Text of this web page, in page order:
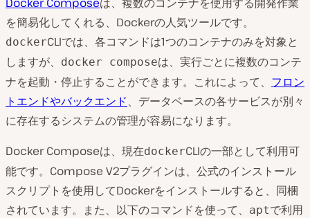
を簡易化してくれる、Dockerの人気ツールです。
dockerCLIでは、各コマンドは1つのコンテナのみを対象と
しますが、
docker composeは、実行ごとに複数のコンテ
ナを起動・停止することができます。これによって、 フロン
トエンドやバックエンド、データベースの各サービスが別々
に存在するシステムの管理が容易になります。
Docker Composeは、現在dockerCLIの一部として利用可
能です。Compose V2プラグインは、公式のインストール
スクリプトを使用してDockerをインストールすると、同梱
されています。また、以下のコマンドを使って、
aptで利用